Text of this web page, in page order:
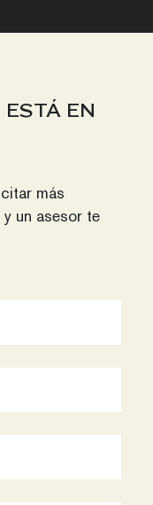
EN
más
un asesor te